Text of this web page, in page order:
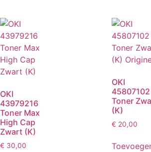
OKI
43979216
Toner Max
High Cap
Zwart (K)
€ 30,00
OKI
45807102
Toner
(K)
€ 20,00